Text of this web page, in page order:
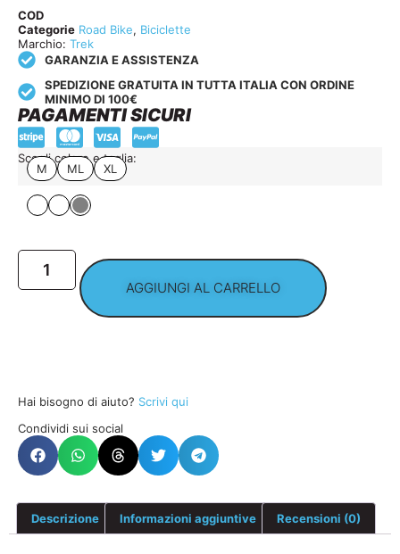
COD
Categorie Road Bike, Biciclette
Marchio: Trek
GARANZIA E ASSISTENZA
SPEDIZIONE GRATUITA IN TUTTA ITALIA CON ORDINE
MINIMO DI 100€
PAGAMENTI SICURI
Scegli colore e taglia:
M ML XL
AGGIUNGI AL CARRELLO
Hai bisogno di aiuto? Scrivi qui
Condividi sui social
Descrizione Informazioni aggiuntive Recensioni (0)